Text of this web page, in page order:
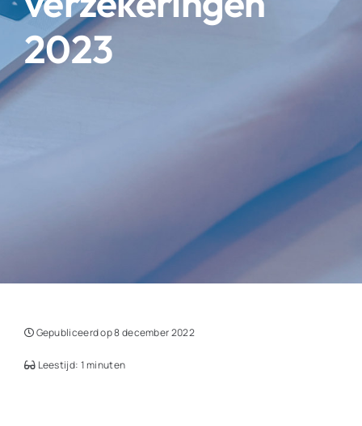
2023
Gepubliceerd op 8 december 2022
Leestijd: 1 minuten